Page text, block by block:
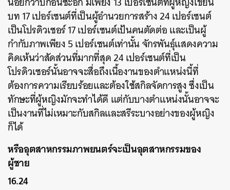
บท 17 เปอร์เซนต์ที่เป็นผู้อำนวยการสร้าง 24 เปอร์เซนต์
เป็นโปรดิวเซอร์ 17 เปอร์เซนต์เป้นคนตัดต่อ และเป็นผู้
กำกับภาพเพียง 5 เปอร์เซนต์เท่านั้น จักรพันธุ์แสดงความ
คิดเห้นว่าสัดส่วนที่มากที่สุด 24 เปอร์เซนต์ที่เป็น
โปรดิวเซอร์นั้นอาจจะสื่อถึงเนื้องานของตำแหน่งนี้ที่
ต้องการความเรียบร้อยและต้องใช้สกิลจัดการสูง ซึ่งเป็น
ทักษะที่ผู้หญิงมักจะทำได้ดี แต่กับบางตำแหน่งนั้นอาจจะ
เป็นงานที่ไม่เหมาะกับสกิลและสรีระบางอย่างของผู้หญิง
ก็ได้
หรืออุตสาหกรรมภาพยนตร์จะเป็นอุตสาหกรรมของ
ผู้ชาย
16.24
SHARE TWEET LINE EMAIL